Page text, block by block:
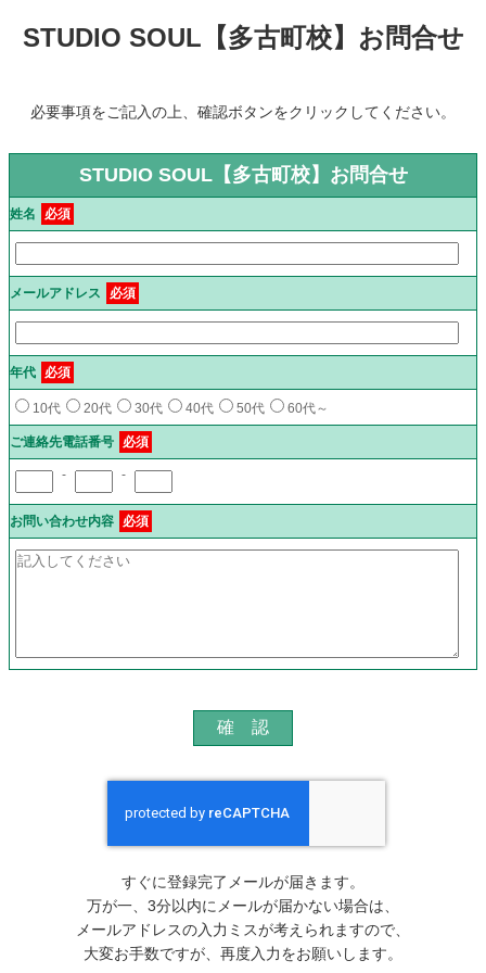
STUDIO SOUL【多古町校】お問合せ
必要事項をご記入の上、確認ボタンをクリックしてください。
STUDIO SOUL【多古町校】お問合せ
姓名 必須
メールアドレス 必須
年代 必須
10代 20代 30代 40代 50代 60代～
ご連絡先電話番号 必須
- -
お問い合わせ内容 必須
すぐに登録完了メールが届きます。
万が一、3分以内にメールが届かない場合は、
メールアドレスの入力ミスが考えられますので、
大変お手数ですが、再度入力をお願いします。